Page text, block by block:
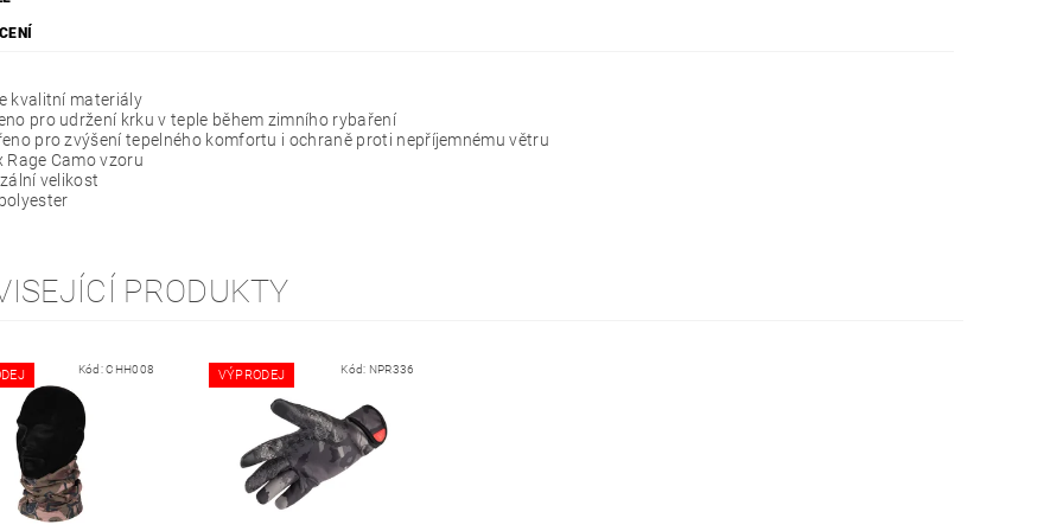
kvalitní materiály
pro udržení krku v teple během zimního rybaření
pro zvýšení tepelného komfortu i ochraně proti nepříjemnému větru
Rage Camo vzoru
velikost
PRODUKTY
Kód:CHH008 VÝPRODEJ Kód: NPR336